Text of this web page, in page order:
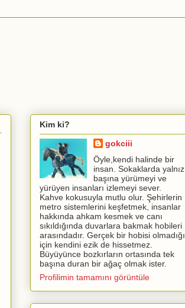
Kim ki?
gokciii
Öyle,kendi halinde bir
insan. Sokaklarda yalnız
başına yürümeyi ve
yürüyen insanları izlemeyi sever.
Kahve kokusuyla mutlu olur. Şehirlerin
metro sistemlerini keşfetmek, insanlar
hakkında ahkam kesmek ve canı
sıkıldığında duvarlara bakmak hobileri
arasındadır. Gerçek bir hobisi olmadığı
için kendini ezik de hissetmez.
Büyüyünce bozkırların ortasında tek
başına duran bir ağaç olmak ister.
Profilimin tamamını görüntüle